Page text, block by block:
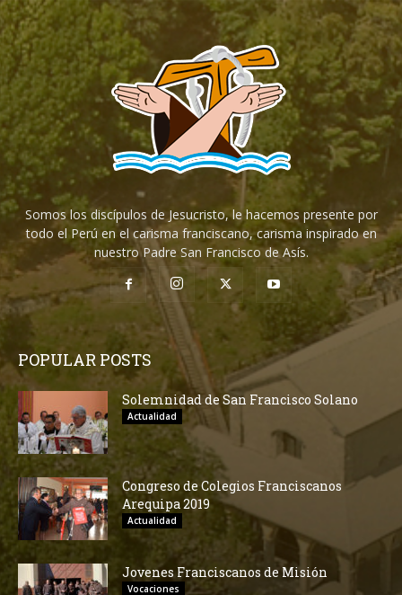
Somos los discípulos de Jesucristo, le hacemos presente por
todo el Perú en el carisma franciscano, carisma inspirado en
nuestro Padre San Francisco de Asís.
POPULAR POSTS
Solemnidad de San Francisco Solano
Actualidad
Congreso de Colegios Franciscanos
Arequipa 2019
Actualidad
Jovenes Franciscanos de Misión
Vocaciones